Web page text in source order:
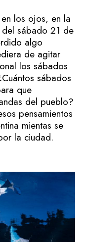
los ojos, en la
sábado 21 de
algo
de agitar
los sábados
sábados
que
del pueblo?
pensamientos
mientas se
la ciudad.